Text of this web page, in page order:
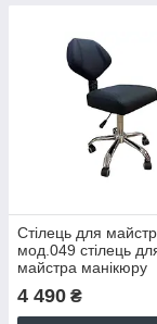
Стілець для
мод.049 стілець
майстра манікюру
косметолога стільці
салон краси
4 490 ₴